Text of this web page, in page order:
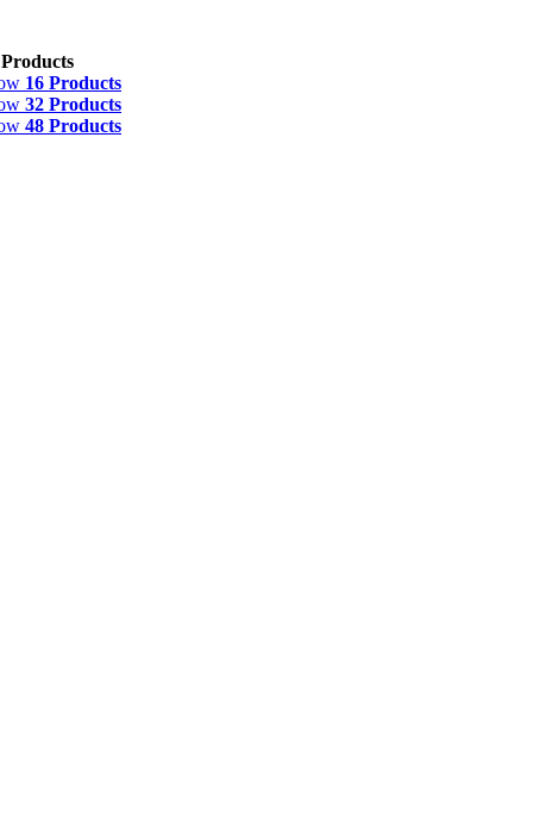
16 Products
32 Products
48 Products